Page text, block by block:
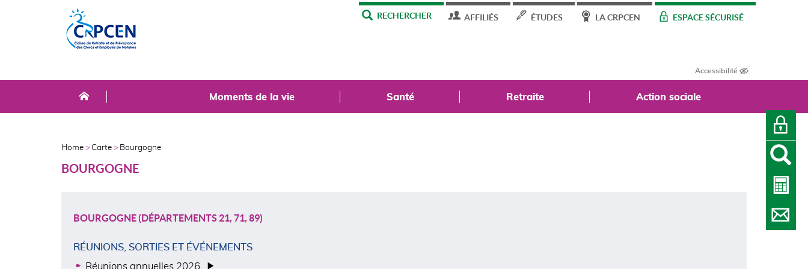
Skip
to
main
Aller
au
contenu
MENURECHERCHER AFFILIÉS ÉTUDES LA CRPCEN ESPACE SÉCURISÉ
Accessibilité
Moments de la vie Santé Retraite Action sociale
D'ARIANE
Home Carte Bourgogne
BOURGOGNE
BOURGOGNE (DÉPARTEMENTS 21, 71, 89)
RÉUNIONS, SORTIES ET ÉVÉNEMENTS
Réunions annuelles 2026